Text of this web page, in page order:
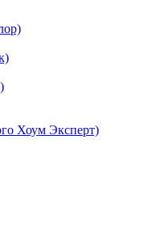
Хоум Эксперт)